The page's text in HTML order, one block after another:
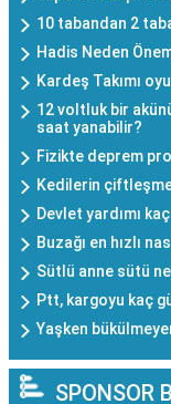
10 tabandan 2
Hadis Neden
Kardeş Takımı
12 voltluk bir
saat yanabilir?
Fizikte deprem
Kedilerin
Devlet yardımı
Buzağı en hızlı
Sütlü anne sütü
Ptt, kargoyu kaç
Yaşken
SPONSOR